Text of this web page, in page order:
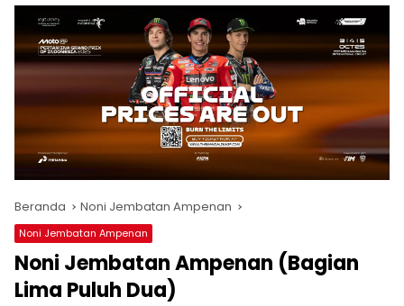
Beranda Noni Jembatan Ampenan
Noni Jembatan Ampenan
Noni Jembatan Ampenan (Bagian
Lima Puluh Dua)